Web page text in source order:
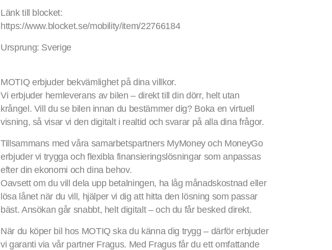
Länk till blocket:
https://www.blocket.se/mobility/item/22766184
Ursprung: Sverige
MOTIQ erbjuder bekvämlighet på dina villkor.
Vi erbjuder hemleverans av bilen – direkt till din dörr, helt utan
krångel. Vill du se bilen innan du bestämmer dig? Boka en virtuell
visning, så visar vi den digitalt i realtid och svarar på alla dina frågor.
Tillsammans med våra samarbetspartners MyMoney och MoneyGo
erbjuder vi trygga och flexibla finansieringslösningar som anpassas
efter din ekonomi och dina behov.
Oavsett om du vill dela upp betalningen, ha låg månadskostnad eller
lösa lånet när du vill, hjälper vi dig att hitta den lösning som passar
bäst. Ansökan går snabbt, helt digitalt – och du får besked direkt.
När du köper bil hos MOTIQ ska du känna dig trygg – därför erbjuder
vi garanti via vår partner Fragus. Med Fragus får du ett omfattande